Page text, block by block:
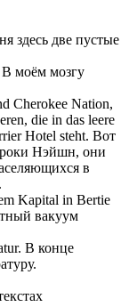
здесь две пустые
В моём мозгу
Cherokee Nation,
die in das leere
Hotel steht. Вот
Нэйшн, они
в
Kapital in Bertie
вакуум
В конце